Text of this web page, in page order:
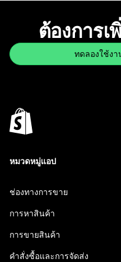
ต้องการ
ทดลองใช้ง
หมวดหมู่แอป
ช่องทางการขาย
การหาสินค้า
การขายสินค้า
คำสั่งซื้อและการจัดส่ง